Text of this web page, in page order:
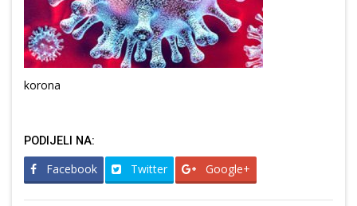
korona
PODIJELI NA:
Facebook Twitter Google+